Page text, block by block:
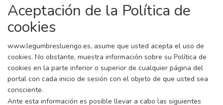
Aceptación de la Política de
cookies
www.legumbresluengo.es, asume que usted acepta el uso de
cookies. No obstante, muestra información sobre su Política de
cookies en la parte inferior o superior de cualquier página del
portal con cada inicio de sesión con el objeto de que usted sea
consciente.
Ante esta información es posible llevar a cabo las siguientes